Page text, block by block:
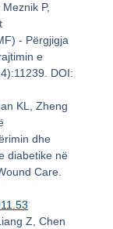
P,
- Përgjigja
e
DOI:
KL, Zheng
dhe
diabetike në
Care.
Z, Chen